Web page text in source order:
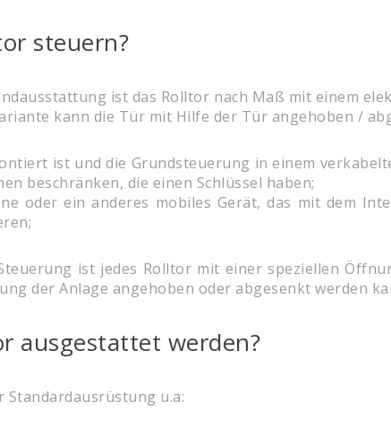
steuern?
ist das Rolltor nach Maß mit einem
kann die Tür mit Hilfe der Tür angehoben /
ist und die Grundsteuerung in einem
beschränken, die einen Schlüssel haben;
oder ein anderes mobiles Gerät, das mit dem
ist jedes Rolltor mit einer speziellen
der Anlage angehoben oder abgesenkt werden
ausgestattet werden?
Standardausrüstung u.a: